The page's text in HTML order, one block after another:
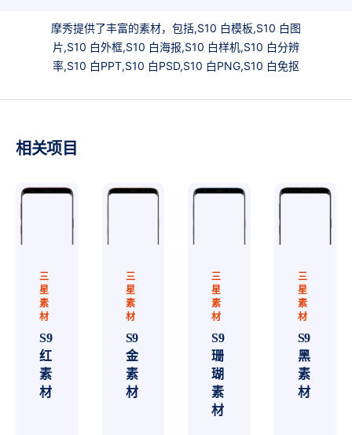
摩秀提供了丰富的素材，包括,S10 白模板,S10 白图
片,S10 白外框,S10 白海报,S10 白样机,S10 白分辨
率,S10 白PPT,S10 白PSD,S10 白PNG,S10 白免抠
相关项目
三
星
素
材
S9
红
素
材
三
星
素
材
S9
金
素
材
三
星
素
材
S9
珊
瑚
素
材
三
星
素
材
S9
黑
素
材